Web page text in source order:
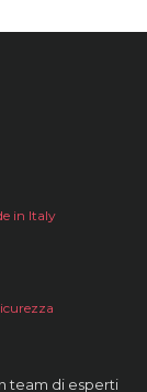
in Italy
team di esperti